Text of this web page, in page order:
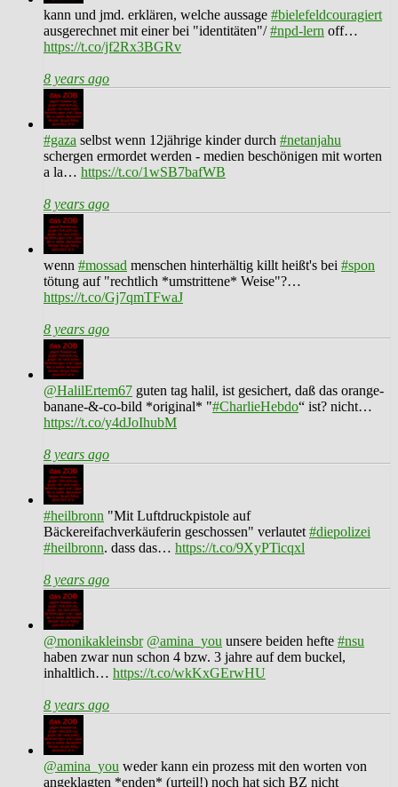
kann und jmd. erklären, welche aussage #bielefeldcouragiert
ausgerechnet mit einer bei "identitäten"/#npd-lern off…
https://t.co/jf2Rx3BGRv
8 years ago
#gaza selbst wenn 12jährige kinder durch #netanjahu
schergen ermordet werden - medien beschönigen mit worten
a la… https://t.co/1wSB7bafWB
8 years ago
wenn #mossad menschen hinterhältig killt heißt's bei #spon
tötung auf "rechtlich *umstrittene* Weise"?…
https://t.co/Gj7qmTFwaJ
8 years ago
@HalilErtem67 guten tag halil, ist gesichert, daß das orange-
banane-&-co-bild *original* "#CharlieHebdo“ ist? nicht…
https://t.co/y4dJoIhubM
8 years ago
#heilbronn "Mit Luftdruckpistole auf
Bäckereifachverkäuferin geschossen" verlautet #diepolizei
#heilbronn. dass das… https://t.co/9XyPTicqxl
8 years ago
@monikakleinsbr @amina_you unsere beiden hefte #nsu
haben zwar nun schon 4 bzw. 3 jahre auf dem buckel,
inhaltlich… https://t.co/wkKxGErwHU
8 years ago
@amina_you weder kann ein prozess mit den worten von
angeklagten *enden* (urteil!) noch hat sich BZ nicht